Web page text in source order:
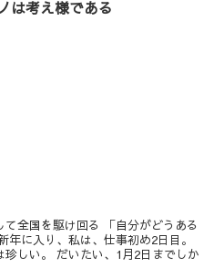
は考え様である
全国を駆け回る 「自分がどうある
に入り、私は、仕事初め2日目。
しい。 だいたい、1月2日までしか